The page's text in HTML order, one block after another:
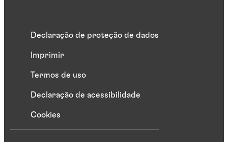
Declaração de proteção de dados
Imprimir
Termos de uso
Declaração de acessibilidade
Cookies